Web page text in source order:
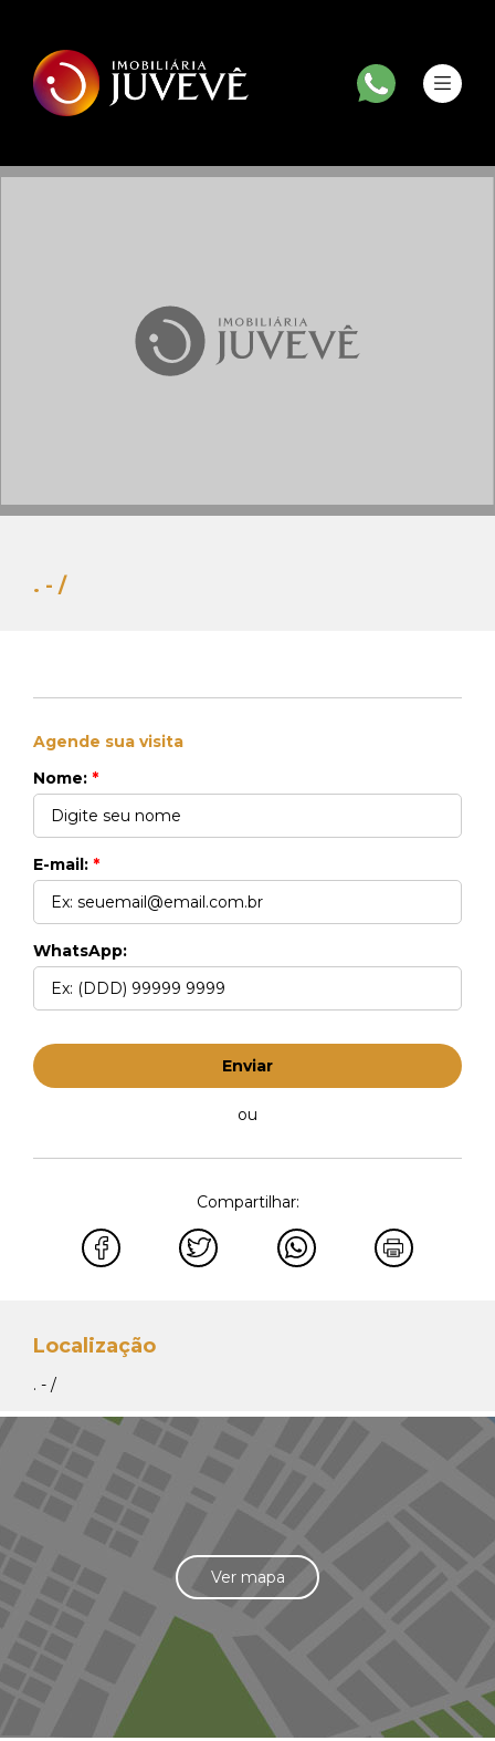
41 99270-3712
Whats Venda
. - /
Agende sua visita
Nome: *
E-mail: *
WhatsApp:
Enviar
ou
Compartilhar:
Localização
. - /
Ver mapa